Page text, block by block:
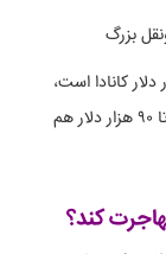
بزرگ
رانندگان بین ۵۵ تا ۷۵ هزار دلار کانادا است،
و در مسیرهای طولانی یا با اضافه‌کاری می‌تواند تا ۹۰ هزار دلار هم
کند؟